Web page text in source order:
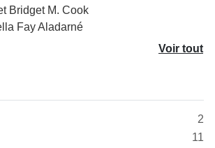
Bridget M. Cook
Fay Aladarné
Voir tout
2
11